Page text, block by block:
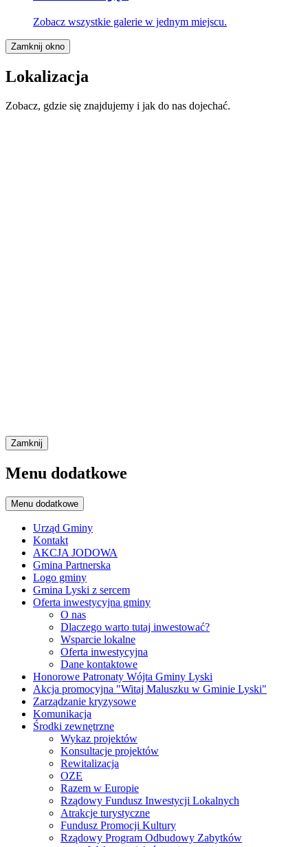
Zobacz wszystkie galerie w jednym miejscu.
Zamknij okno
Lokalizacja
Zobacz, gdzie się znajdujemy i jak do nas dojechać.
Zamknij
Menu dodatkowe
Menu dodatkowe
Urząd Gminy
Kontakt
AKCJA JODOWA
Gmina Partnerska
Logo gminy
Gmina Lyski z sercem
Oferta inwestycyjna gminy
O nas
Dlaczego warto tutaj inwestować?
Wsparcie lokalne
Oferta inwestycyjna
Dane kontaktowe
Honorowe Patronaty Wójta Gminy Lyski
Akcja promocyjna "Witaj Maluszku w Gminie Lyski"
Zarządzanie kryzysowe
Komunikacja
Środki zewnętrzne
Wykaz projektów
Konsultacje projektów
Rewitalizacja
OZE
Razem w Europie
Rządowy Fundusz Inwestycji Lokalnych
Atrakcje turystyczne
Fundusz Promocji Kultury
Rządowy Program Odbudowy Zabytków